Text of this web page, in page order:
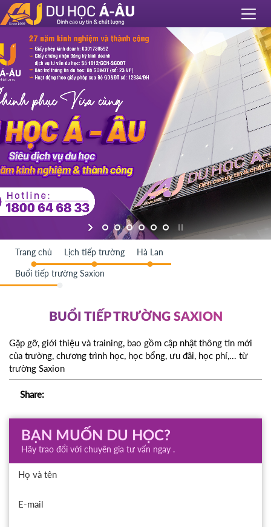
Trang chủ Lịch tiếp trường Hà Lan
Buổi tiếp trường Saxion
BUỔI TIẾP TRƯỜNG SAXION
Gặp gỡ, giới thiệu và training, bao gồm cập nhật thông tin mới
của trường, chương trình học, học bổng, ưu đãi, học phí,... từ
trường Saxion
Share:
BẠN MUỐN DU HỌC?
Hãy trao đổi với chuyên gia tư vấn ngay .
Họ và tên
E-mail